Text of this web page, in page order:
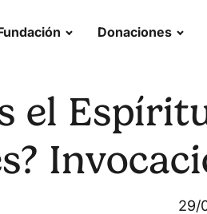
Donaciones
el
29/